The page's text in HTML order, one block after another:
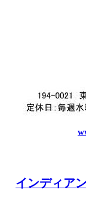
インディア